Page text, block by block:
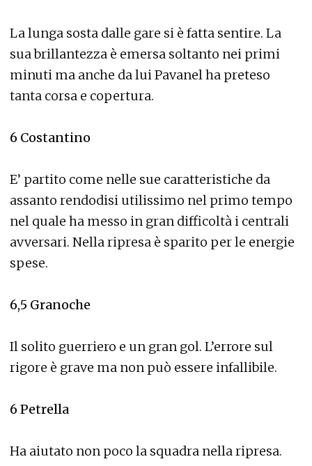
La lunga sosta dalle gare si è fatta sentire. La
sua brillantezza è emersa soltanto nei primi
minuti ma anche da lui Pavanel ha preteso
tanta corsa e copertura.
6 Costantino
E’ partito come nelle sue caratteristiche da
assanto rendodisi utilissimo nel primo tempo
nel quale ha messo in gran difficoltà i centrali
avversari. Nella ripresa è sparito per le energie
spese.
6,5 Granoche
Il solito guerriero e un gran gol. L’errore sul
rigore è grave ma non può essere infallibile.
6 Petrella
Ha aiutato non poco la squadra nella ripresa.